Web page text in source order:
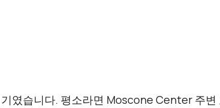
였습니다. 평소라면 Moscone Center 주변